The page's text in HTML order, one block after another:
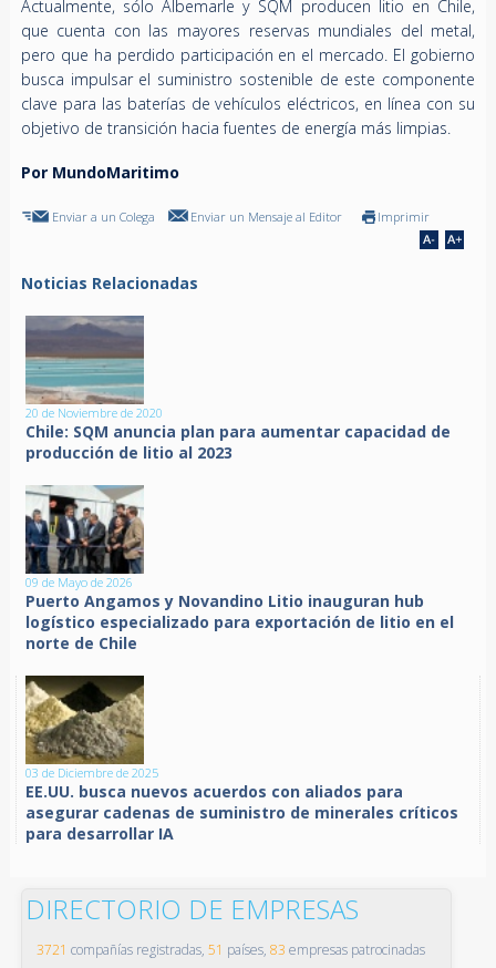
Actualmente, sólo Albemarle y SQM producen litio en Chile,
que cuenta con las mayores reservas mundiales del metal,
pero que ha perdido participación en el mercado. El gobierno
busca impulsar el suministro sostenible de este componente
clave para las baterías de vehículos eléctricos, en línea con su
objetivo de transición hacia fuentes de energía más limpias.
Por MundoMaritimo
Enviar a un Colega Enviar un Mensaje al Editor Imprimir
Noticias Relacionadas
20 de Noviembre de 2020
Chile: SQM anuncia plan para aumentar capacidad de
producción de litio al 2023
09 de Mayo de 2026
Puerto Angamos y Novandino Litio inauguran hub
logístico especializado para exportación de litio en el
norte de Chile
03 de Diciembre de 2025
EE.UU. busca nuevos acuerdos con aliados para
asegurar cadenas de suministro de minerales críticos
para desarrollar IA
DIRECTORIO DE EMPRESAS
3721 compañías registradas, 51 países, 83 empresas patrocinadas